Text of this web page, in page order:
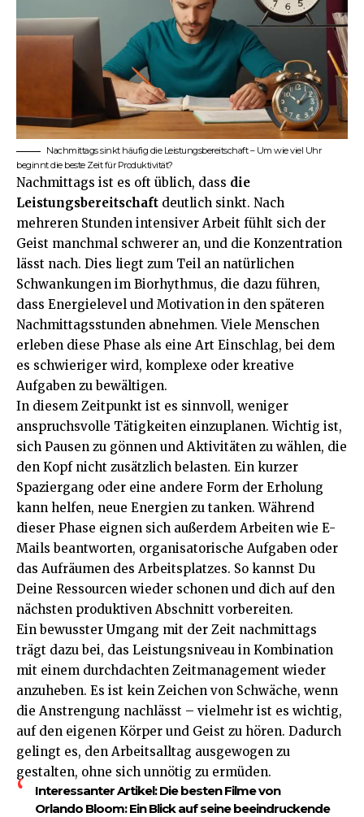
Nachmittags sinkt häufig die Leistungsbereitschaft – Um wie viel Uhr
beginnt die beste Zeit für Produktivität?
Nachmittags ist es oft üblich, dass die
Leistungsbereitschaft deutlich sinkt. Nach
mehreren Stunden intensiver Arbeit fühlt sich der
Geist manchmal schwerer an, und die Konzentration
lässt nach. Dies liegt zum Teil an natürlichen
Schwankungen im Biorhythmus, die dazu führen,
dass Energielevel und Motivation in den späteren
Nachmittagsstunden abnehmen. Viele Menschen
erleben diese Phase als eine Art Einschlag, bei dem
es schwieriger wird, komplexe oder kreative
Aufgaben zu bewältigen.
In diesem Zeitpunkt ist es sinnvoll, weniger
anspruchsvolle Tätigkeiten einzuplanen. Wichtig ist,
sich Pausen zu gönnen und Aktivitäten zu wählen, die
den Kopf nicht zusätzlich belasten. Ein kurzer
Spaziergang oder eine andere Form der Erholung
kann helfen, neue Energien zu tanken. Während
dieser Phase eignen sich außerdem Arbeiten wie E-
Mails beantworten, organisatorische Aufgaben oder
das Aufräumen des Arbeitsplatzes. So kannst Du
Deine Ressourcen wieder schonen und dich auf den
nächsten produktiven Abschnitt vorbereiten.
Ein bewusster Umgang mit der Zeit nachmittags
trägt dazu bei, das Leistungsniveau in Kombination
mit einem durchdachten Zeitmanagement wieder
anzuheben. Es ist kein Zeichen von Schwäche, wenn
die Anstrengung nachlässt – vielmehr ist es wichtig,
auf den eigenen Körper und Geist zu hören. Dadurch
gelingt es, den Arbeitsalltag ausgewogen zu
gestalten, ohne sich unnötig zu ermüden.
Interessanter Artikel:Die besten Filme von
Orlando Bloom: Ein Blick auf seine beeindruckende